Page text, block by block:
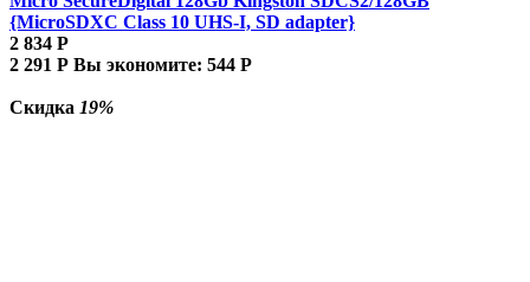
{MicroSDXC Class 10 UHS-I, SD adapter}
2 834 Р
2 291 Р Вы экономите: 544 Р
Скидка 19%